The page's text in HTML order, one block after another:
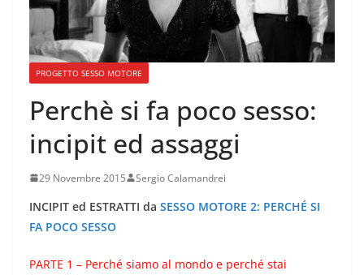
PROGETTO SESSO MOTORE
Perchè si fa poco sesso:
incipit ed assaggi
29 Novembre 2015 Sergio Calamandrei
INCIPIT ed ESTRATTI da SESSO MOTORE 2: PERCHÉ SI
FA POCO SESSO
PARTE 1 – Perché siamo al mondo e perché stai